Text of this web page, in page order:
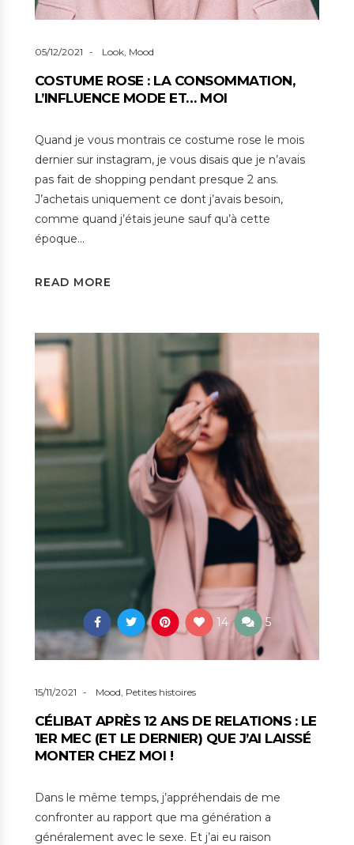
05/12/2021 Look Mood
COSTUME ROSE : LA CONSOMMATION,
L’INFLUENCE MODE ET… MOI
Quand je vous montrais ce costume rose le mois
dernier sur instagram, je vous disais que je n’avais
pas fait de shopping pendant presque 2 ans.
J’achetais uniquement ce dont j’avais besoin,
comme quand j’étais jeune sauf qu’à cette
époque…
READ MORE
14 5
15/11/2021 Mood Petites histoires
CÉLIBAT APRÈS 12 ANS DE RELATIONS : LE
1ER MEC (ET LE DERNIER) QUE J’AI LAISSÉ
MONTER CHEZ MOI !
Dans le même temps, j’appréhendais de me
confronter au rapport que ma génération a
généralement avec le sexe. Et j’ai eu raison